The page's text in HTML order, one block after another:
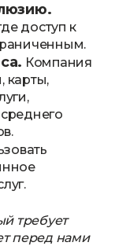
доступ к
Компания
карты,
требует
перед нами